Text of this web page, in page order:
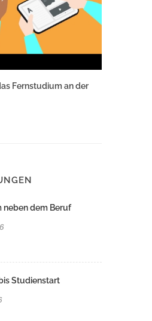
Fernstudium an der
neben dem Beruf
Studienstart